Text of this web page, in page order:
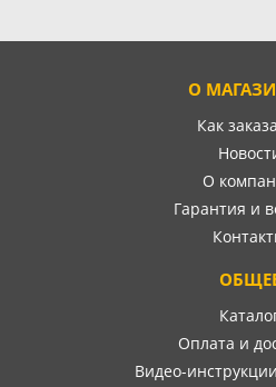
О
Как
О
Гарантия и
Оплата и
Видео-